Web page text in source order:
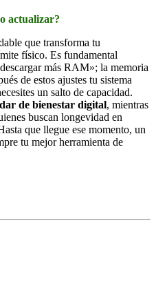
actualizar?
que transforma tu
físico. Es fundamental
más RAM»; la memoria
de estos ajustes tu sistema
un salto de capacidad.
de bienestar digital, mientras
buscan longevidad en
que llegue ese momento, un
tu mejor herramienta de